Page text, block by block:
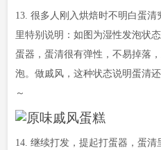
13. 很多人刚入烘焙时不明白蛋
里特别说明：如图为湿性发泡状
蛋器，蛋清很有弹性，不易掉落
泡。做戚风，这种状态说明蛋清
～
14. 继续打发，提起打蛋器，蛋